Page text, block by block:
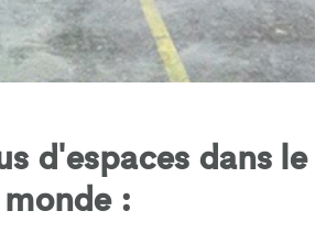
d'espaces dans le
monde :